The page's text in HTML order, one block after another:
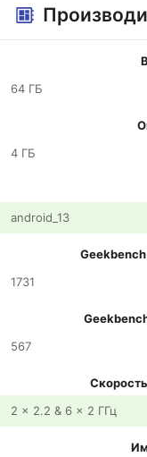
64 ГБ
4 ГБ
android_13
1731
567
2 x 2.2 & 6 x 2 ГГц